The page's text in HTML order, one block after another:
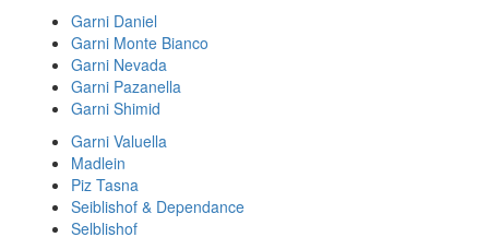
Garni Daniel
Garni Monte Bianco
Garni Nevada
Garni Pazanella
Garni Shimid
Garni Valuella
Madlein
Piz Tasna
Seiblishof & Dependance
Selblishof